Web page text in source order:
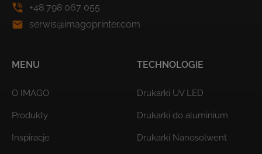
+48 798 067 055
serwis@imagoprinter.com
MENU
O IMAGO
Produkty
Inspiracje
TECHNOLOGIE
Drukarki UV LED
Drukarki do aluminium
Drukarki Nanosolwent